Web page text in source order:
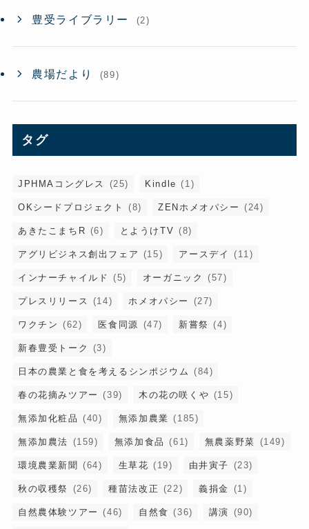
豊受ライブラリー (2)
農場だより (89)
タグ
JPHMAコングレス (25) Kindle (1)
OKシードプロジェクト (8) ZENホメオパシー (24)
あきたこまちR (6) とようけTV (8)
アグリビジネス創出フェア (15) アースデイ (11)
インナーチャイルド (5) オーガニック (57)
プレスリリース (14) ホメオパシー (27)
ワクチン (62) 医食同源 (47) 新嘗祭 (4)
新春豊受トーク (3)
日本の農業と食を考えるシンポジウム (84)
春の花摘みツアー (39) 木の花の咲くや (15)
無添加化粧品 (40) 無添加農業 (185)
無添加農法 (159) 無添加食品 (61) 無農薬野菜 (149)
環境農業新聞 (64) 生草花 (19) 由井寅子 (23)
秋の収穫祭 (26) 種苗法改正 (22) 義捐金 (1)
自然農体験ツアー (46) 自然食 (36) 講演 (90)